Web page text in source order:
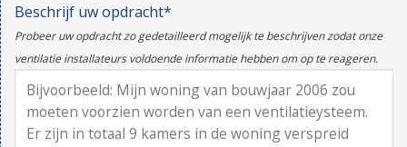
Beschrijf uw opdracht*
Probeer uw opdracht zo gedetailleerd mogelijk te beschrijven zodat onze
ventilatie installateurs voldoende informatie hebben om op te reageren.